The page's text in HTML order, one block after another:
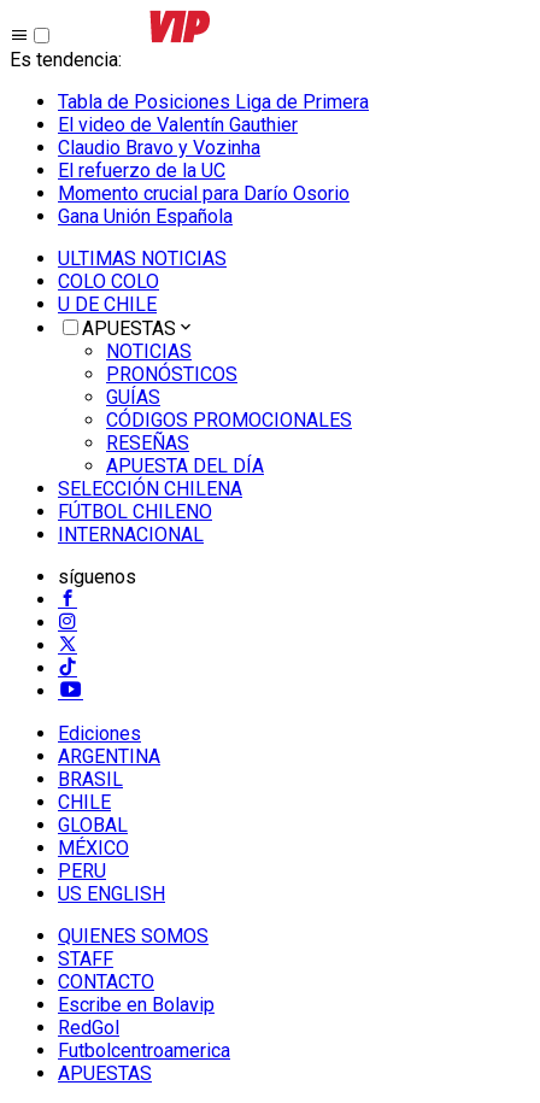
Es tendencia:
Tabla de Posiciones Liga de Primera
El video de Valentín Gauthier
Claudio Bravo y Vozinha
El refuerzo de la UC
Momento crucial para Darío Osorio
Gana Unión Española
ULTIMAS NOTICIAS
COLO COLO
U DE CHILE
APUESTAS
NOTICIAS
PRONÓSTICOS
GUÍAS
CÓDIGOS PROMOCIONALES
RESEÑAS
APUESTA DEL DÍA
SELECCIÓN CHILENA
FÚTBOL CHILENO
INTERNACIONAL
síguenos
Ediciones
ARGENTINA
BRASIL
CHILE
GLOBAL
MÉXICO
PERU
US ENGLISH
QUIENES SOMOS
STAFF
CONTACTO
Escribe en Bolavip
RedGol
Futbolcentroamerica
APUESTAS